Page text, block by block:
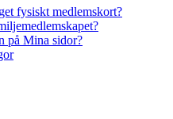
fysiskt medlemskort?
på Mina sidor?